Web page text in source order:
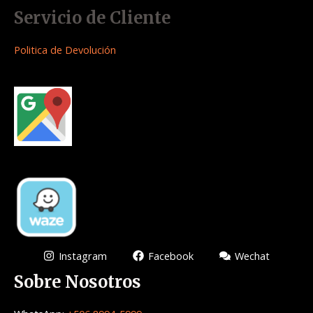
Servicio de Cliente
Politica de Devolución
Instagram Facebook Wechat
Sobre Nosotros